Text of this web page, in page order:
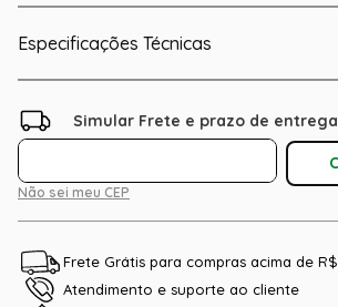
Especificações Técnicas
Não sei meu CEP
Frete Grátis para compras acima de
Atendimento e suporte ao cliente